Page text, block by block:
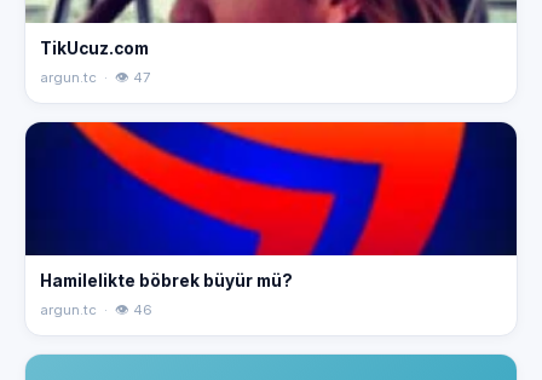
TikUcuz.com
argun.tc · 👁 47
Hamilelikte böbrek büyür mü?
argun.tc · 👁 46